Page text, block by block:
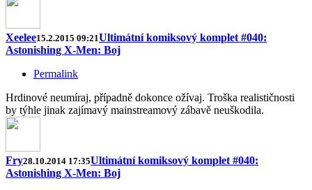
Xeelee15.2.2015 09:21Ultimátní komiksový komplet #040:
Astonishing X-Men: Boj
Permalink
Hrdinové neumíraj, případně dokonce ožívaj. Troška realističnosti
by týhle jinak zajímavý mainstreamový zábavě neuškodila.
Fry28.10.2014 17:35Ultimátní komiksový komplet #040:
Astonishing X-Men: Boj